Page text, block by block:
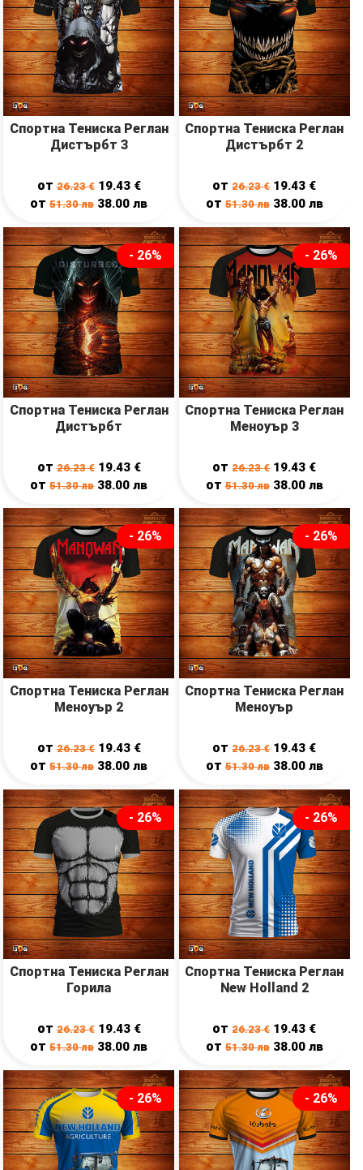
Спортна Тениска Реглан
Дистърбт 3
от26.23€ 19.43 €
от51.30лв 38.00лв
Спортна Тениска Реглан
Дистърбт 2
от26.23€ 19.43 €
от 51.30лв 38.00 лв
- 26%
Спортна Тениска Реглан
Дистърбт
от26.23€ 19.43 €
от51.30лв 38.00лв
- 26%
Спортна Тениска Реглан
Меноуър 3
от26.23€ 19.43 €
от 51.30лв 38.00 лв
- 26%
Спортна Тениска Реглан
Меноуър 2
от26.23€ 19.43 €
от51.30лв 38.00лв
- 26%
Спортна Тениска Реглан
Меноуър
от26.23€ 19.43 €
от 51.30лв 38.00 лв
- 26%
Спортна Тениска Реглан
Горила
от26.23€ 19.43 €
от51.30лв 38.00лв
- 26%
Спортна Тениска Реглан
New Holland 2
от26.23€ 19.43 €
от 51.30лв 38.00 лв
- 26% - 26%